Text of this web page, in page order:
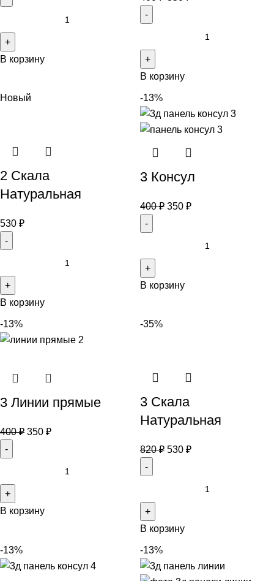
В корзину
В корзину
Новый
2 Скала
Натуральная
530 ₽
В корзину
-13%
3 Консул
400₽ 350 ₽
В корзину
-13%
3 Линии прямые
400₽ 350 ₽
В корзину
-35%
3 Скала
Натуральная
820₽ 530 ₽
В корзину
-13% -13%